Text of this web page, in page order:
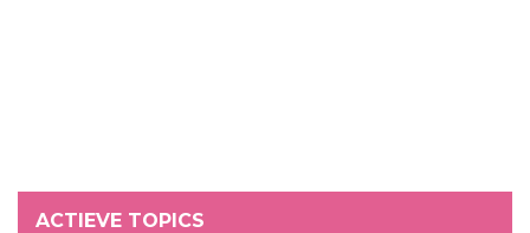
ACTIEVE TOPICS